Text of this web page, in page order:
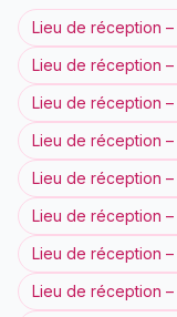
Lieu de réception –
Lieu de réception –
Lieu de réception –
Lieu de réception –
Lieu de réception –
Lieu de réception –
Lieu de réception –
Lieu de réception –